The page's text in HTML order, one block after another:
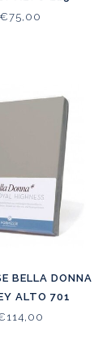
€75,00
BELLA DONNA
ALTO 701